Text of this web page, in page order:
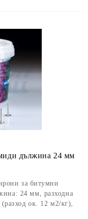
дължина 24 мм
за битумни
24 мм, разходна
ок. 12 м2/кг),